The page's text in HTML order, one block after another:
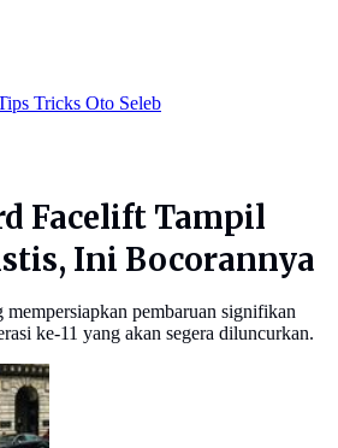
Tricks Oto Seleb
Facelift Tampil
Ini Bocorannya
pembaruan signifikan
ke-11 yang akan segera diluncurkan.